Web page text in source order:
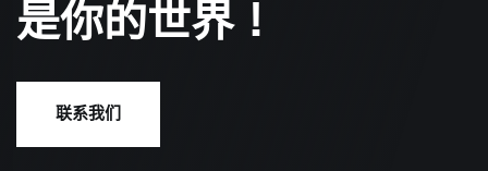
是你的世界！
联系我们